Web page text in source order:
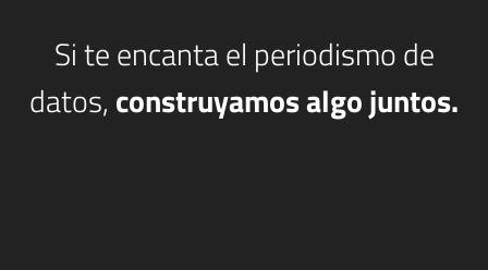
Si te encanta el periodismo de
datos, construyamos algo juntos.